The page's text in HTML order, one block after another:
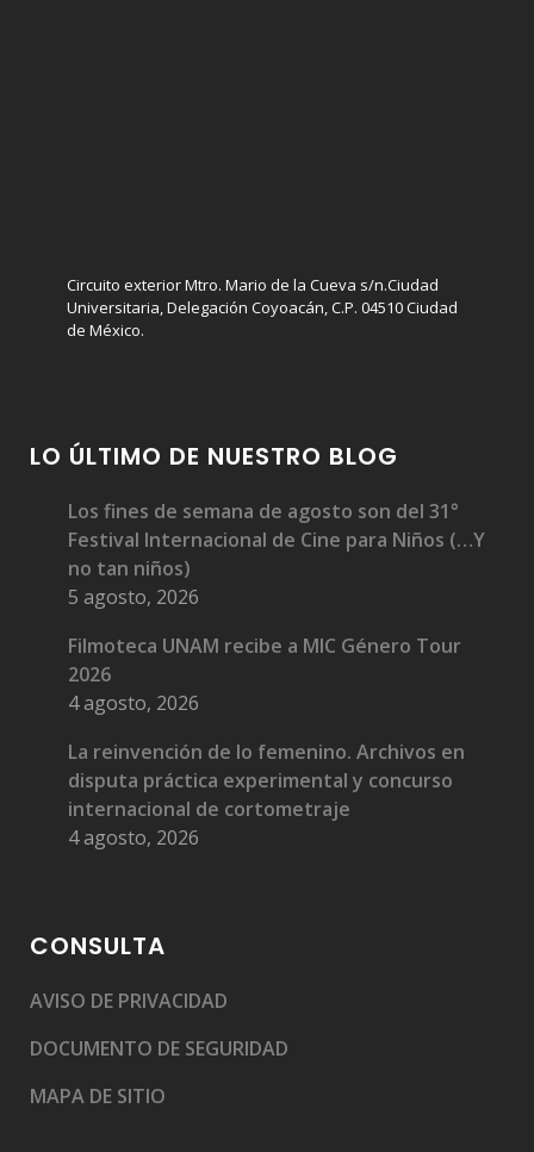
Circuito exterior Mtro. Mario de la Cueva s/n.Ciudad
Universitaria, Delegación Coyoacán, C.P. 04510 Ciudad
de México.
LO ÚLTIMO DE NUESTRO BLOG
Los fines de semana de agosto son del 31°
Festival Internacional de Cine para Niños (…Y
no tan niños)
5 agosto, 2026
Filmoteca UNAM recibe a MIC Género Tour
2026
4 agosto, 2026
La reinvención de lo femenino. Archivos en
disputa práctica experimental y concurso
internacional de cortometraje
4 agosto, 2026
CONSULTA
AVISO DE PRIVACIDAD
DOCUMENTO DE SEGURIDAD
MAPA DE SITIO